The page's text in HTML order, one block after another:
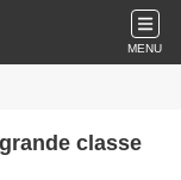
MENU
classe